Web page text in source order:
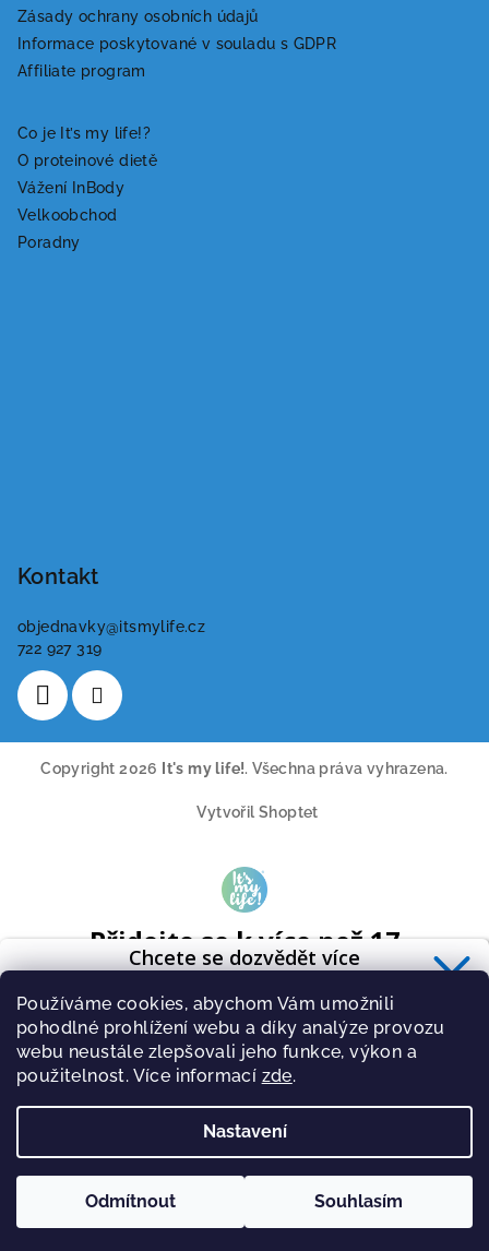
Používáme cookies, abychom Vám umožnili
pohodlné prohlížení webu a díky analýze provozu
webu neustále zlepšovali jeho funkce, výkon a
použitelnost. Více informací zde.
Nastavení
Odmítnout Souhlasím
Zásady ochrany osobních údajů
Informace poskytované v souladu s GDPR
Affiliate program
Co je It’s my life!?
O proteinové dietě
Vážení InBody
Velkoobchod
Poradny
Kontakt
objednavky@itsmylife.cz
722 927 319
Copyright 2026 It's my life!. Všechna práva vyhrazena.
Vytvořil Shoptet
Přidejte se k více než 17
tisícům odběratelů
A získavejte pravidelně tipy o novinkách ze světa cvičení a
zdravé stravy.
PŘIHLÁSIT SE K ODBĚRU
Chcete se dozvědět více
o zdravé výživě?
Přihlaste se k odběru newsletteru.
Zásady zpracování osobních údajů